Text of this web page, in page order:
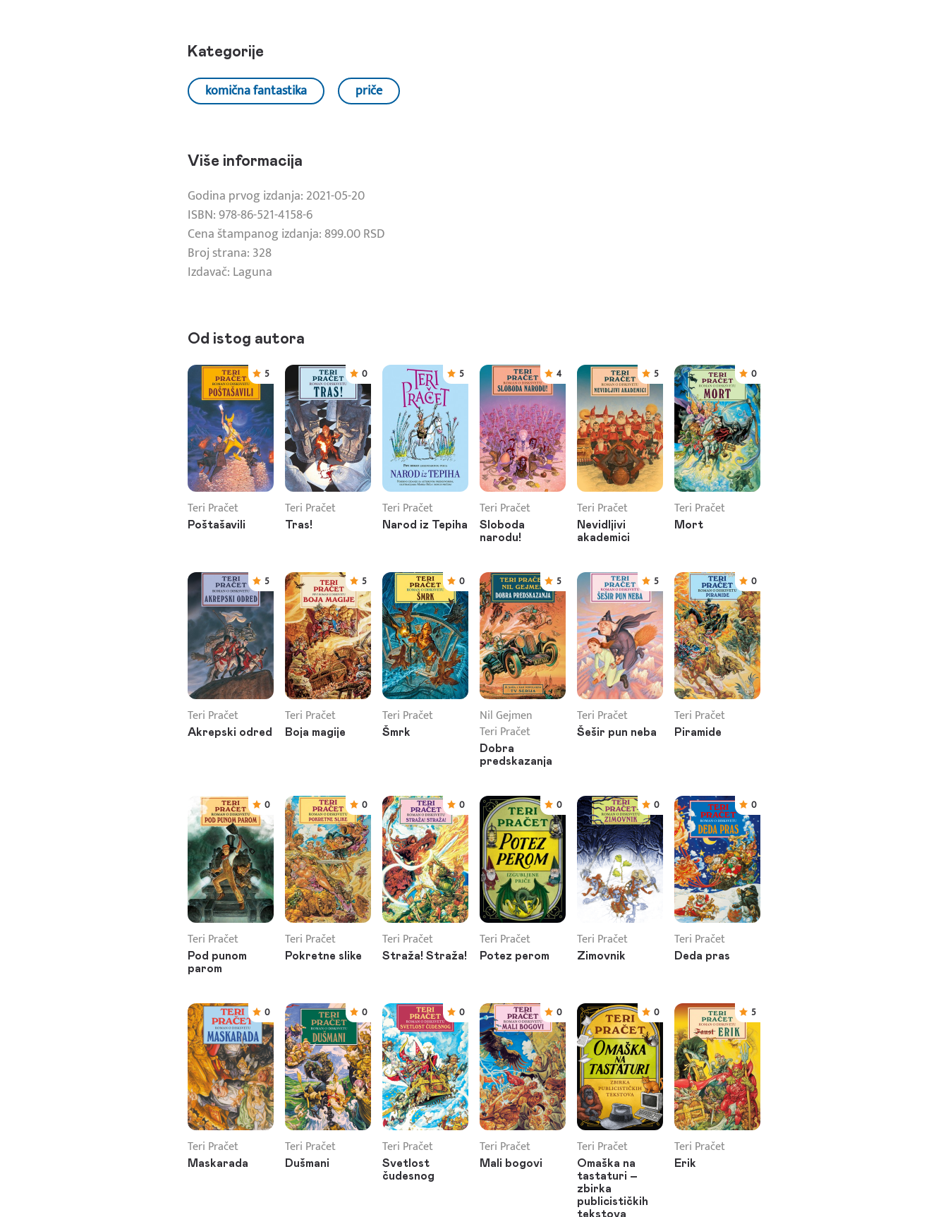
Kategorije
komična fantastika priče
Više informacija
Godina prvog izdanja: 2021-05-20
ISBN: 978-86-521-4158-6
Cena štampanog izdanja: 899.00 RSD
Broj strana: 328
Izdavač: Laguna
Od istog autora
5
Teri Pračet
Poštašavili
0
Teri Pračet
Tras!
5
Teri Pračet
Narod iz Tepiha
4
Teri Pračet
Sloboda
narodu!
5
Teri Pračet
Nevidljivi
akademici
0
Teri Pračet
Mort
5
Teri Pračet
Akrepski odred
5
Teri Pračet
Boja magije
0
Teri Pračet
Šmrk
5
Nil Gejmen
Teri Pračet
Dobra
predskazanja
5
Teri Pračet
Šešir pun neba
0
Teri Pračet
Piramide
0
Teri Pračet
Pod punom
parom
0
Teri Pračet
Pokretne slike
0
Teri Pračet
Straža! Straža!
0
Teri Pračet
Potez perom
0
Teri Pračet
Zimovnik
0
Teri Pračet
Deda pras
0
Teri Pračet
Maskarada
0
Teri Pračet
Dušmani
0
Teri Pračet
Svetlost
čudesnog
0
Teri Pračet
Mali bogovi
0
Teri Pračet
Omaška na
tastaturi –
zbirka
publicističkih
tekstova
5
Teri Pračet
Erik